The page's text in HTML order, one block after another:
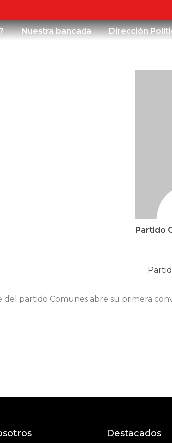
Nuestra bancada Dirección
– Comisión de
Partido
del partido Comunes abre su primera
Destacados